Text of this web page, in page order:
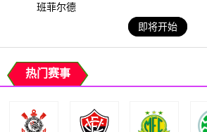
班菲尔德
即将开始
热门赛事